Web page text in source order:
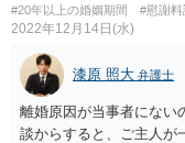
#20年以上の婚姻期間
#慰謝
2022年12月14日(水)
漆原 照大 弁護士
離婚原因が当事者にない
談からすると、ご主人が